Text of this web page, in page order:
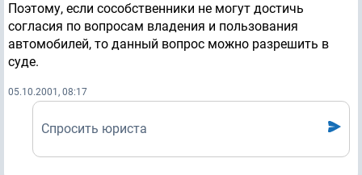
Поэтому, если сособственники не могут достичь
согласия по вопросам владения и пользования
автомобилей, то данный вопрос можно разрешить в
суде.
05.10.2001, 08:17
Спросить юриста